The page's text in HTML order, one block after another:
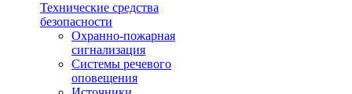
Технические средства
безопасности
Охранно-пожарная
сигнализация
Системы речевого
оповещения